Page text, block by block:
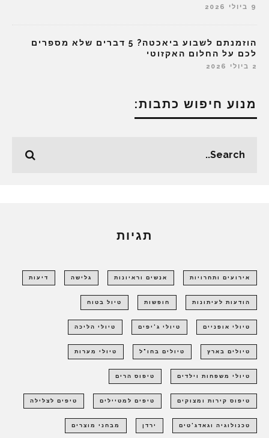
9 ביולי 2026
הוזמנתם לשבוע ביאכטה? 5 דברים שלא מספרים
לכם על החלום האקזוטי
2 ביולי 2026
מנוע חיפוש כתבות:
תגיות
אירועים ותחרויות אנשים וראיונות גלישה דיעות
הודעות לעיתונות חופשות טיול בטוח
טיולי אופניים טיולי ג'יפים טיולי הליכה
טיולים בארץ טיולים בחו"ל טיולי מערות
טיולי משפחות וילדים טיפוס הרים
טיפוס קירות ומצוקים טיפים למטיילים טיפים לצלילה
טכנולוגיה וגאדג'טים ירדן מבחני מוצרים